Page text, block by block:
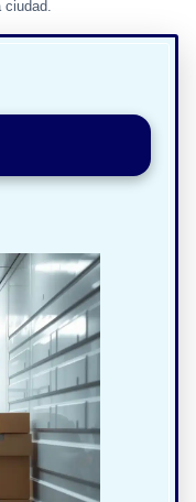
ciudad.